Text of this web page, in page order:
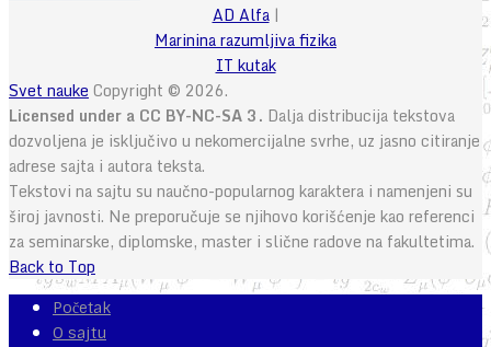
AD Alfa|
Marinina razumljiva fizika
IT kutak
Svet nauke Copyright © 2026.
Licensed under a CC BY-NC-SA 3. Dalja distribucija tekstova
dozvoljena je isključivo u nekomercijalne svrhe, uz jasno citiranje
adrese sajta i autora teksta.
Tekstovi na sajtu su naučno-popularnog karaktera i namenjeni su
široj javnosti. Ne preporučuje se njihovo korišćenje kao referenci
za seminarske, diplomske, master i slične radove na fakultetima.
Back to Top
Početak
O sajtu